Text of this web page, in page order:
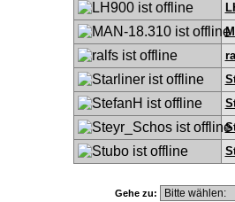
Gehe zu: